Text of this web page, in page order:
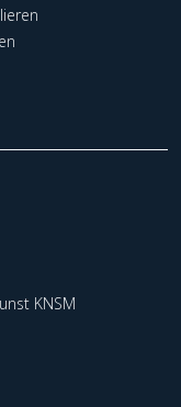
KNSM